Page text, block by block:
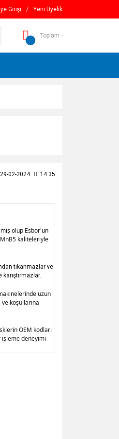
Girişi / Yeni Üyelik
Toplam -
29-02-2024 14:35
olup Esbor'un
kaliteleriyle
tıkanmazlar ve
uzun
koşullarına
OEM kodları
işleme deneyimi